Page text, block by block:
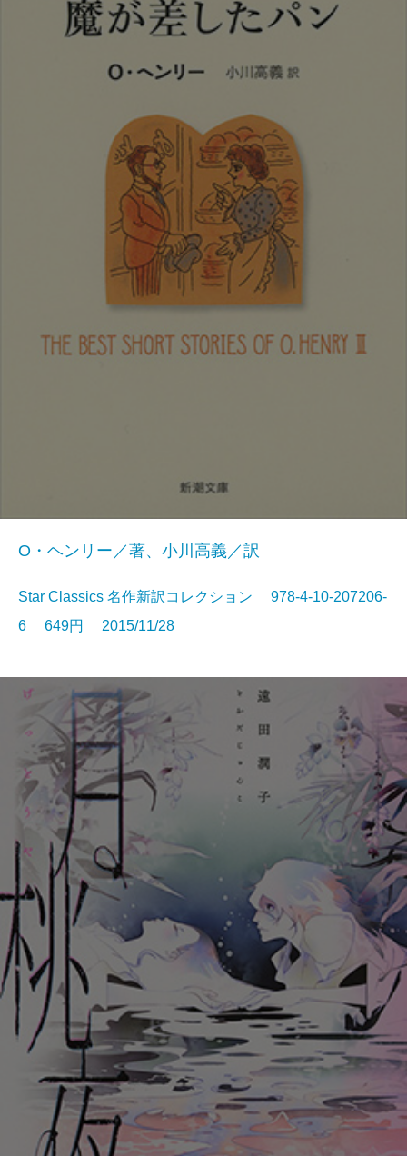
O・ヘンリー／著、小川高義／訳
Star Classics 名作新訳コレクション 978-4-10-207206-
6 649円 2015/11/28